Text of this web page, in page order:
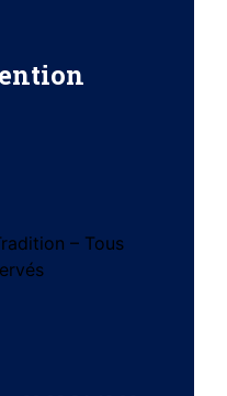
– Tous